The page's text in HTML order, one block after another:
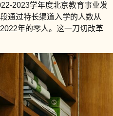
2023学年度北京教育事业发
通过特长渠道入学的人数从
年的零人。这一刀切改革